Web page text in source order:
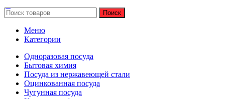
Поиск
Меню
Категории
Одноразовая посуда
Бытовая химия
Посуда из нержавеющей стали
Оцинкованная посуда
Чугунная посуда